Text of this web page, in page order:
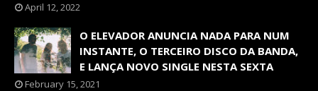
April 12, 2022
O ELEVADOR ANUNCIA NADA PARA NUM
INSTANTE, O TERCEIRO DISCO DA BANDA,
E LANÇA NOVO SINGLE NESTA SEXTA
February 15, 2021